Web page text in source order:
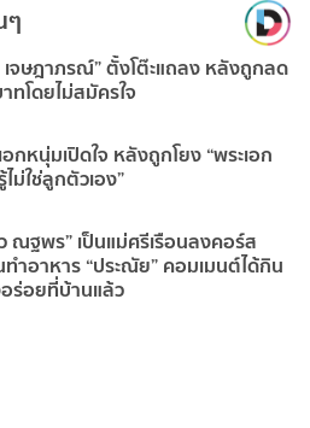
ๆ
เจษฎาภรณ์” ตั้งโต๊ะแถลง หลังถูกลด
ทโดยไม่สมัครใจ
อกหนุ่มเปิดใจ หลังถูกโยง “พระเอก
ไม่ใช่ลูกตัวเอง”
ณฐพร” เป็นแม่ศรีเรือนลงคอร์ส
ทำอาหาร “ประณัย” คอมเมนต์ได้กิน
ร่อยที่บ้านแล้ว